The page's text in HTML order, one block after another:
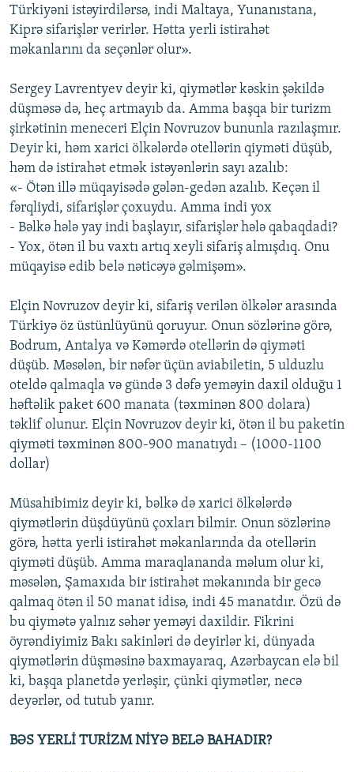
Türkiyəni istəyirdilərsə, indi Maltaya, Yunanıstana,
Kiprə sifarişlər verirlər. Hətta yerli istirahət
məkanlarını da seçənlər olur».
Sergey Lavrentyev deyir ki, qiymətlər kəskin şəkildə
düşməsə də, heç artmayıb da. Amma başqa bir turizm
şirkətinin meneceri Elçin Novruzov bununla razılaşmır.
Deyir ki, həm xarici ölkələrdə otellərin qiyməti düşüb,
həm də istirahət etmək istəyənlərin sayı azalıb:
«- Ötən illə müqayisədə gələn-gedən azalıb. Keçən il
fərqliydi, sifarişlər çoxuydu. Amma indi yox
- Bəlkə hələ yay indi başlayır, sifarişlər hələ qabaqdadi?
- Yox, ötən il bu vaxtı artıq xeyli sifariş almışdıq. Onu
müqayisə edib belə nəticəyə gəlmişəm».
Elçin Novruzov deyir ki, sifariş verilən ölkələr arasında
Türkiyə öz üstünlüyünü qoruyur. Onun sözlərinə görə,
Bodrum, Antalya və Kəmərdə otellərin də qiyməti
düşüb. Məsələn, bir nəfər üçün aviabiletin, 5 ulduzlu
oteldə qalmaqla və gündə 3 dəfə yeməyin daxil olduğu 1
həftəlik paket 600 manata (təxminən 800 dolara)
təklif olunur. Elçin Novruzov deyir ki, ötən il bu paketin
qiyməti təxminən 800-900 manatıydı – (1000-1100
dollar)
Müsahibimiz deyir ki, bəlkə də xarici ölkələrdə
qiymətlərin düşdüyünü çoxları bilmir. Onun sözlərinə
görə, hətta yerli istirahət məkanlarında da otellərin
qiyməti düşüb. Amma maraqlananda məlum olur ki,
məsələn, Şamaxıda bir istirahət məkanında bir gecə
qalmaq ötən il 50 manat idisə, indi 45 manatdır. Özü də
bu qiymətə yalnız səhər yeməyi daxildir. Fikrini
öyrəndiyimiz Bakı sakinləri də deyirlər ki, dünyada
qiymətlərin düşməsinə baxmayaraq, Azərbaycan elə bil
ki, başqa planetdə yerləşir, çünki qiymətlər, necə
deyərlər, od tutub yanır.
BƏS YERLİ TURİZM NİYƏ BELƏ BAHADIR?